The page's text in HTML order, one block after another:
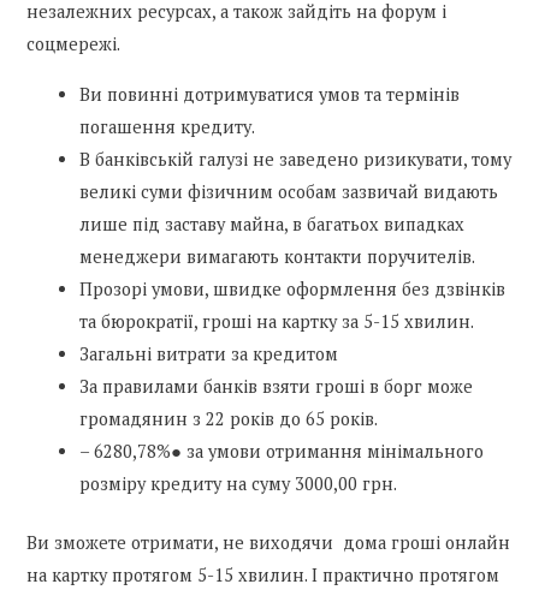
незалежних ресурсах, а також зайдіть на форум і
соцмережі.
Ви повинні дотримуватися умов та термінів
погашення кредиту.
В банківській галузі не заведено ризикувати, тому
великі суми фізичним особам зазвичай видають
лише під заставу майна, в багатьох випадках
менеджери вимагають контакти поручителів.
Прозорі умови, швидке оформлення без дзвінків
та бюрократії, гроші на картку за 5-15 хвилин.
Загальні витрати за кредитом
За правилами банків взяти гроші в борг може
громадянин з 22 років до 65 років.
– 6280,78%● за умови отримання мінімального
розміру кредиту на суму 3000,00 грн.
Ви зможете отримати, не виходячи дома гроші онлайн
на картку протягом 5-15 хвилин. І практично протягом